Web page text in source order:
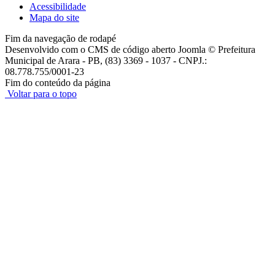
Acessibilidade
Mapa do site
Fim da navegação de rodapé
Desenvolvido com o CMS de código aberto Joomla © Prefeitura
Municipal de Arara - PB, (83) 3369 - 1037 - CNPJ.:
08.778.755/0001-23
Fim do conteúdo da página
Voltar para o topo